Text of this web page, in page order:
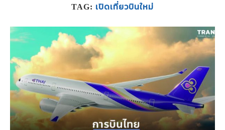
TAG: เปิดเที่ยวบินใหม่